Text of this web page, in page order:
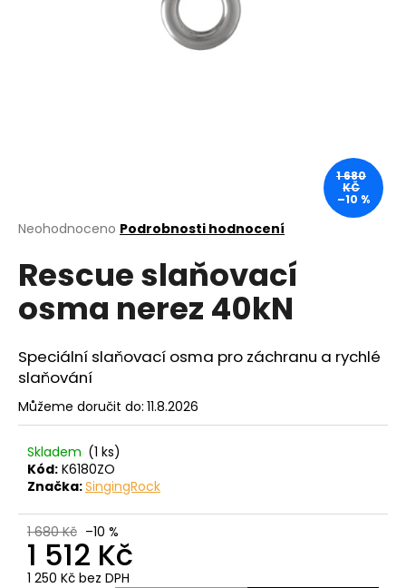
Průměrné
produktu
je
z
hvězdiček.
Neohodnoceno Podrobnosti hodnocení
Rescue slaňovací
osma nerez 40kN
Speciální slaňovací osma pro záchranu a rychlé
slaňování
Můžeme doručit do: 11.8.2026
Skladem (1 ks)
Kód: K6180ZO
Značka:SingingRock
1 680 Kč –10 %
1 512 Kč
1 250 Kč bez DPH
1 680
KČ
–10 %
D
o
o
r
u
č
u
e
m
e